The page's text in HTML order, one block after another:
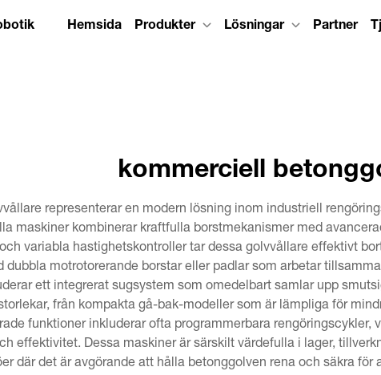
Hemsida Produkter Lösningar Partner
kommerciell
representerar en modern lösning inom industriell
maskiner kombinerar kraftfulla borstmekanismer med
variabla hastighetskontroller tar dessa golvvållare effektivt
dubbla motrotorerande borstar eller padlar som arbetar
ett integrerat sugsystem som omedelbart samlar upp
från kompakta gå-bak-modeller som är lämpliga för
funktioner inkluderar ofta programmerbara
effektivitet. Dessa maskiner är särskilt värdefulla i lager,
där det är avgörande att hålla betonggolven rena och säkra